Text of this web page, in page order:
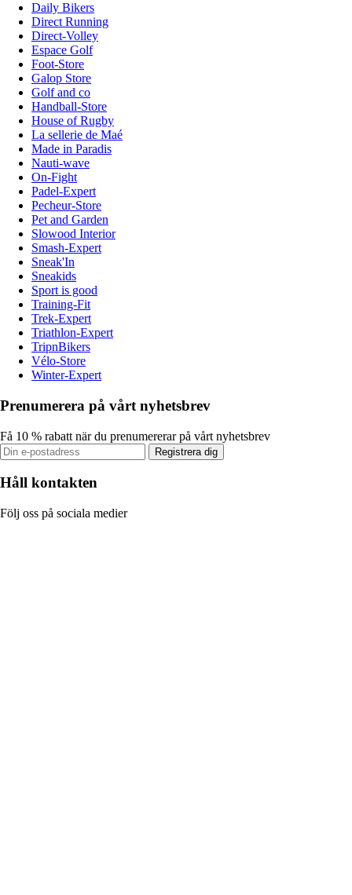
Daily Bikers
Direct Running
Direct-Volley
Espace Golf
Foot-Store
Galop Store
Golf and co
Handball-Store
House of Rugby
La sellerie de Maé
Made in Paradis
Nauti-wave
On-Fight
Padel-Expert
Pecheur-Store
Pet and Garden
Slowood Interior
Smash-Expert
Sneak'In
Sneakids
Sport is good
Training-Fit
Trek-Expert
Triathlon-Expert
TripnBikers
Vélo-Store
Winter-Expert
Prenumerera på vårt nyhetsbrev
Få 10 % rabatt när du prenumererar på vårt nyhetsbrev
Registrera dig
Håll kontakten
Följ oss på sociala medier